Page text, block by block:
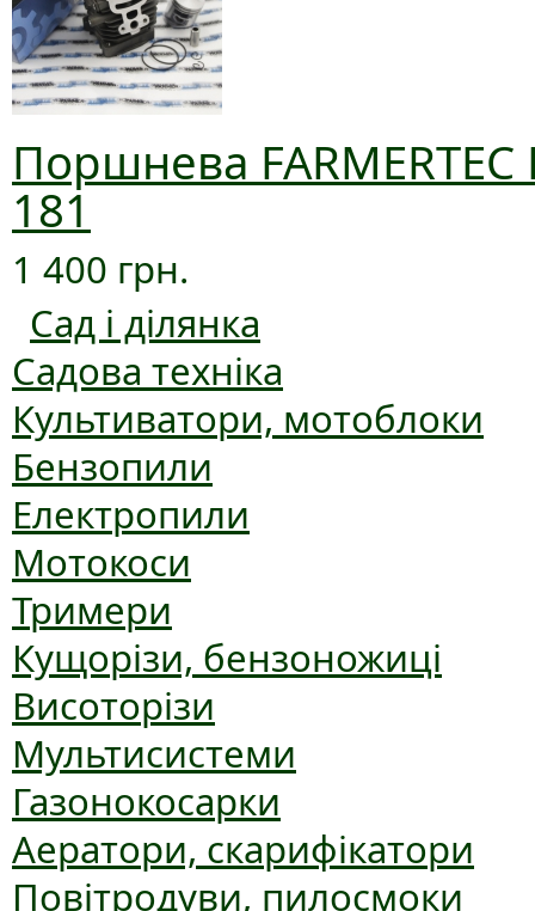
Поршнева
181
1 400 грн.
Сад і ділянка
Садова техніка
Культиватори, мотоблоки
Бензопили
Електропили
Мотокоси
Тримери
Кущорізи, бензоножиці
Висоторізи
Мультисистеми
Газонокосарки
Аератори, скарифікатори
Повітродуви, пилосмоки